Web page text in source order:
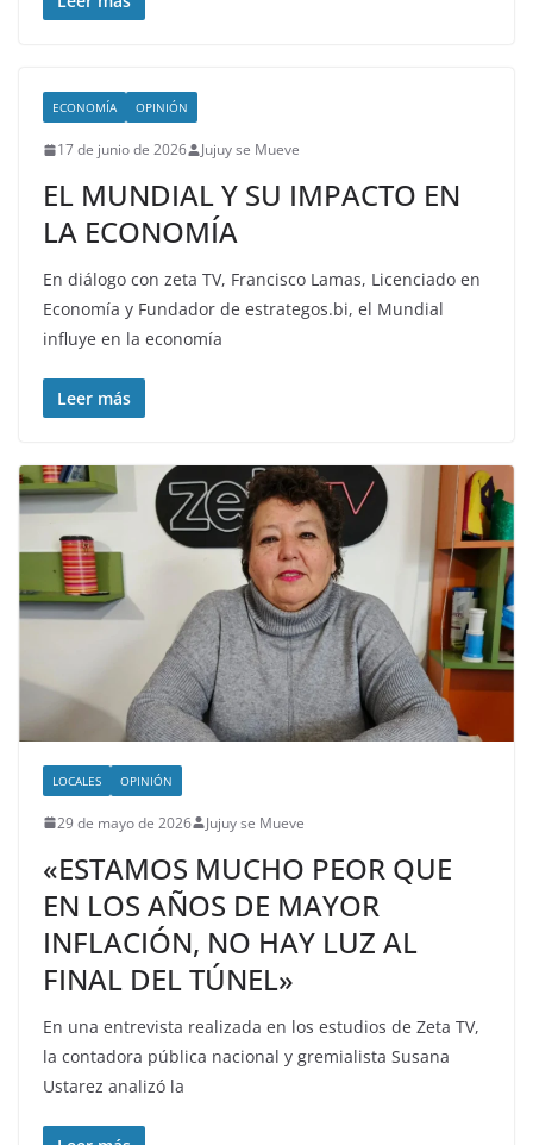
ECONOMÍA OPINIÓN
17 de junio de 2026 Jujuy se Mueve
EL MUNDIAL Y SU IMPACTO EN
LA ECONOMÍA
En diálogo con zeta TV, Francisco Lamas, Licenciado en
Economía y Fundador de estrategos.bi, el Mundial
influye en la economía
Leer más
LOCALES OPINIÓN
29 de mayo de 2026 Jujuy se Mueve
«ESTAMOS MUCHO PEOR QUE
EN LOS AÑOS DE MAYOR
INFLACIÓN, NO HAY LUZ AL
FINAL DEL TÚNEL»
En una entrevista realizada en los estudios de Zeta TV,
la contadora pública nacional y gremialista Susana
Ustarez analizó la